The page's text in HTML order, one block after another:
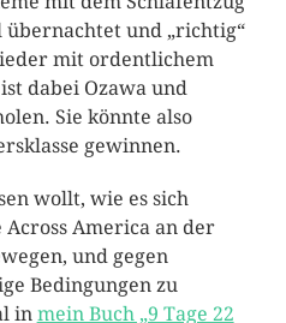
und „richtig“
mit ordentlichem
dabei Ozawa und
Sie könnte also
gewinnen.
wollt, wie es sich
America an der
und gegen
Bedingungen zu
in mein Buch „9 Tage 22